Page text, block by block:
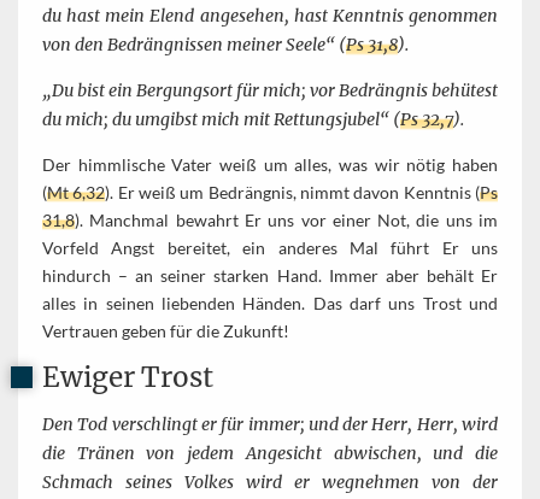
du hast mein Elend angesehen, hast Kenntnis genommen
von den Bedrängnissen meiner Seele“ (Ps 31,8).
„Du bist ein Bergungsort für mich; vor Bedrängnis behütest
du mich; du umgibst mich mit Rettungsjubel“ (Ps 32,7).
Der himmlische Vater weiß um alles, was wir nötig haben
(Mt 6,32). Er weiß um Bedrängnis, nimmt davon Kenntnis (Ps
31,8). Manchmal bewahrt Er uns vor einer Not, die uns im
Vorfeld Angst bereitet, ein anderes Mal führt Er uns
hindurch – an seiner starken Hand. Immer aber behält Er
alles in seinen liebenden Händen. Das darf uns Trost und
Vertrauen geben für die Zukunft!
Ewiger Trost
Den Tod verschlingt er für immer; und der Herr, Herr, wird
die Tränen von jedem Angesicht abwischen, und die
Schmach seines Volkes wird er wegnehmen von der